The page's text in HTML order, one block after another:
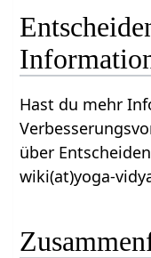
Entscheiden‏‎ -
Hast du mehr
über Entscheiden‏‎ ? Danke für deine Email an
wiki(at)yoga-